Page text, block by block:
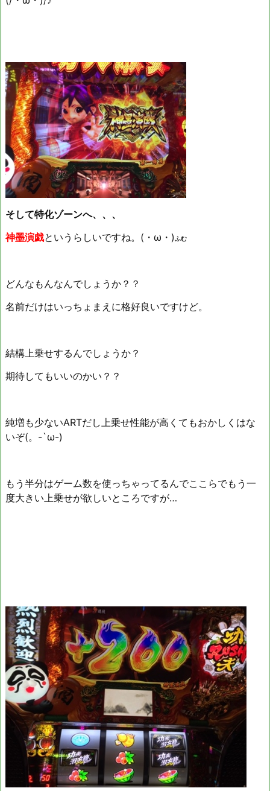
そして特化ゾーンへ、、、
神墨演戯というらしいですね。(・ω・)ふむ
どんなもんなんでしょうか？？
名前だけはいっちょまえに格好良いですけど。
結構上乗せするんでしょうか？
期待してもいいのかい？？
純増も少ないARTだし上乗せ性能が高くてもおかしくはな
いぞ(。-`ω-)
もう半分はゲーム数を使っちゃってるんでここらでもう一
度大きい上乗せが欲しいところですが…